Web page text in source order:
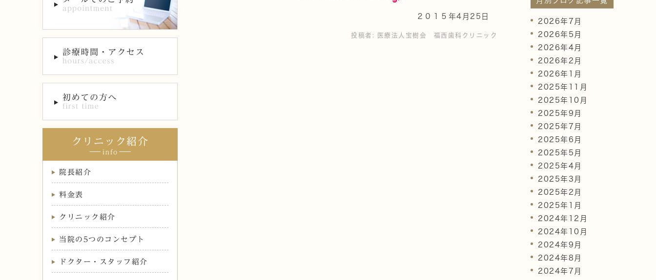
２０１５年4月25日
投稿者: 医療法人宝樹会 福西歯科クリニック
2026年7月
2026年5月
2026年4月
2026年2月
2026年1月
2025年11月
2025年10月
2025年9月
2025年7月
2025年6月
2025年5月
2025年4月
2025年3月
2025年2月
2025年1月
2024年12月
2024年10月
2024年9月
2024年8月
2024年7月
クリニック紹介
院長紹介
料金表
クリニック紹介
当院の5つのコンセプト
ドクター・スタッフ紹介